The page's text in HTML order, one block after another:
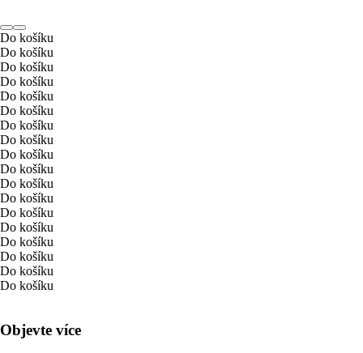
Do košíku
Do košíku
Do košíku
Do košíku
Do košíku
Do košíku
Do košíku
Do košíku
Do košíku
Do košíku
Do košíku
Do košíku
Do košíku
Do košíku
Do košíku
Do košíku
Do košíku
Do košíku
Objevte více